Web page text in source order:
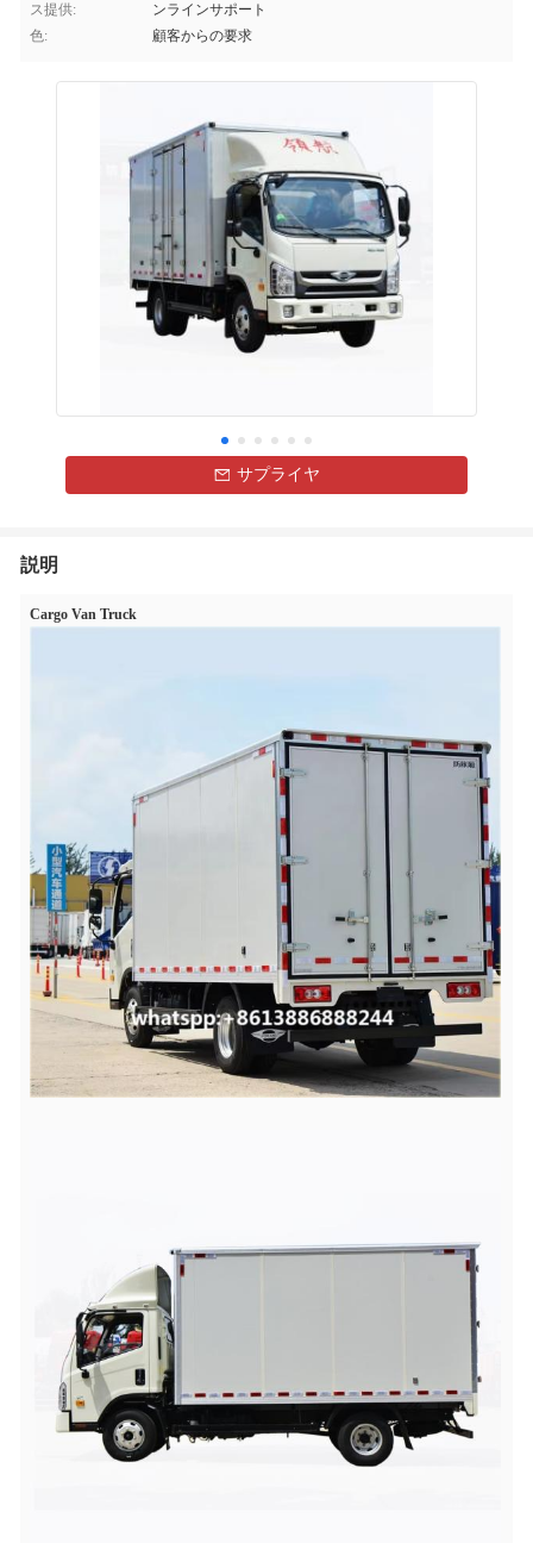
ス提供:
ンラインサポート
色:
顧客からの要求
サプライヤ
説明
Cargo Van Truck